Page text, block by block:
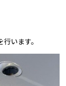
います。